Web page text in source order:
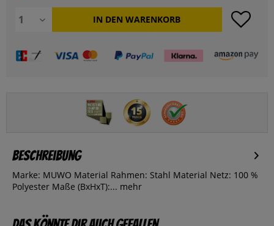
IN DEN WARENKORB
Beschreibung
Marke: MUWO Material Rahmen: Stahl Material Netz: 100 %
Polyester Maße (BxHxT):... mehr